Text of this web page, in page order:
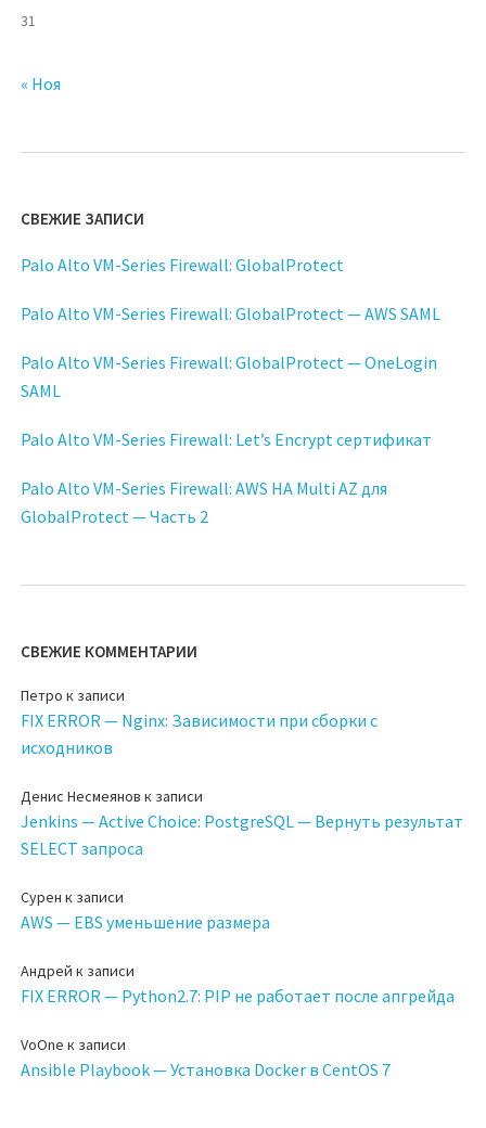
31
« Ноя
СВЕЖИЕ ЗАПИСИ
Palo Alto VM-Series Firewall: GlobalProtect
Palo Alto VM-Series Firewall: GlobalProtect — AWS SAML
Palo Alto VM-Series Firewall: GlobalProtect — OneLogin
SAML
Palo Alto VM-Series Firewall: Let’s Encrypt сертификат
Palo Alto VM-Series Firewall: AWS HA Multi AZ для
GlobalProtect — Часть 2
СВЕЖИЕ КОММЕНТАРИИ
Петро к записи
FIX ERROR — Nginx: Зависимости при сборки с
исходников
Денис Несмеянов к записи
Jenkins — Active Choice: PostgreSQL — Вернуть результат
SELECT запроса
Сурен к записи
AWS — EBS уменьшение размера
Андрей к записи
FIX ERROR — Python2.7: PIP не работает после апгрейда
VoOne к записи
Ansible Playbook — Установка Docker в CentOS 7